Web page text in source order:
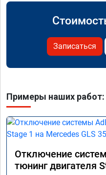
Записаться
Примеры наших работ:
Отключение
тюнинг двигателя